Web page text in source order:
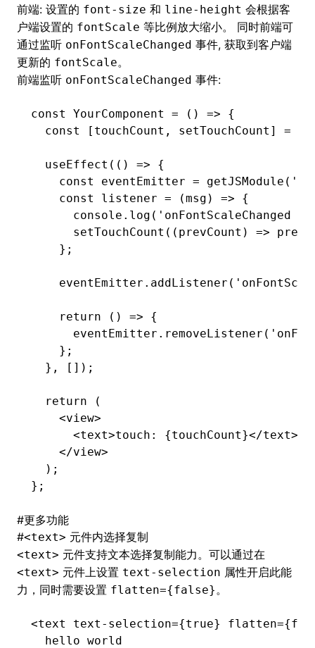
前端: 设置的 font-size 和 line-height 会根据客
户端设置的 fontScale 等比例放大缩小。 同时前端可
通过监听 onFontScaleChanged 事件, 获取到客户端
更新的 fontScale。
前端监听 onFontScaleChanged 事件:
const YourComponent = () => {
  const
[ touchCount , setTouchCount ] =
  useEffect
(() => {
    const
eventEmitter = getJSModule (
    const
listener = (msg) => {
      console
.log ( 'onFontScaleChanged
      setTouchCount
((prevCount) =>
    };
    eventEmitter
.addListener (
    return
() => {
      eventEmitter
.removeListener (
    };
  }
, []);
  return
(
    <
view>
      <
text>touch: {touchCount}</text>
    </
view>
  );
};
#更多功能
#<text> 元件内选择复制
<text> 元件支持文本选择复制能力。可以通过在
<text> 元件上设置 text-selection 属性开启此能
力，同时需要设置 flatten={false} 。
<text text-selection={true} flatten={
  hello world